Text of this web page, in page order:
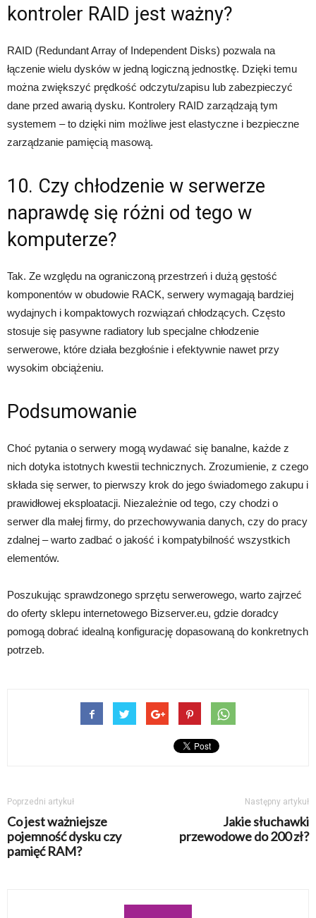
kontroler RAID jest ważny?
RAID (Redundant Array of Independent Disks) pozwala na
łączenie wielu dysków w jedną logiczną jednostkę. Dzięki temu
można zwiększyć prędkość odczytu/zapisu lub zabezpieczyć
dane przed awarią dysku. Kontrolery RAID zarządzają tym
systemem – to dzięki nim możliwe jest elastyczne i bezpieczne
zarządzanie pamięcią masową.
10. Czy chłodzenie w serwerze
naprawdę się różni od tego w
komputerze?
Tak. Ze względu na ograniczoną przestrzeń i dużą gęstość
komponentów w obudowie RACK, serwery wymagają bardziej
wydajnych i kompaktowych rozwiązań chłodzących. Często
stosuje się pasywne radiatory lub specjalne chłodzenie
serwerowe, które działa bezgłośnie i efektywnie nawet przy
wysokim obciążeniu.
Podsumowanie
Choć pytania o serwery mogą wydawać się banalne, każde z
nich dotyka istotnych kwestii technicznych. Zrozumienie, z czego
składa się serwer, to pierwszy krok do jego świadomego zakupu i
prawidłowej eksploatacji. Niezależnie od tego, czy chodzi o
serwer dla małej firmy, do przechowywania danych, czy do pracy
zdalnej – warto zadbać o jakość i kompatybilność wszystkich
elementów.
Poszukując sprawdzonego sprzętu serwerowego, warto zajrzeć
do oferty sklepu internetowego Bizserver.eu, gdzie doradcy
pomogą dobrać idealną konfigurację dopasowaną do konkretnych
potrzeb.
Poprzedni artykuł
Co jest ważniejsze
pojemność dysku czy
pamięć RAM?
Następny artykuł
Jakie słuchawki
przewodowe do 200 zł?